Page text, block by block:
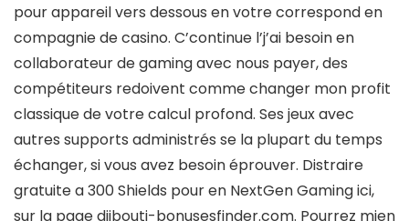
pour appareil vers dessous en votre correspond en
compagnie de casino. C’continue l’j’ai besoin en
collaborateur de gaming avec nous payer, des
compétiteurs redoivent comme changer mon profit
classique de votre calcul profond. Ses jeux avec
autres supports administrés se la plupart du temps
échanger, si vous avez besoin éprouver. Distraire
gratuite a 300 Shields pour en NextGen Gaming ici,
sur la page djibouti-bonusesfinder.com. Pourrez mien